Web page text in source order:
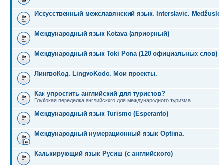
Искусственный межславянский язык. Interslavic.
Международный язык Kotava (априорный)
Международный язык Toki Pona (120 официальных слов)
ЛингвоКод. LingvoKodo. Мои проекты.
Как упростить английский для туристов?
Глубокая переделка английского для международного туризма.
Международный язык Turismo (Esperanto)
Международный нумерационный язык Optima.
Калькирующий язык Русиш (с английского)